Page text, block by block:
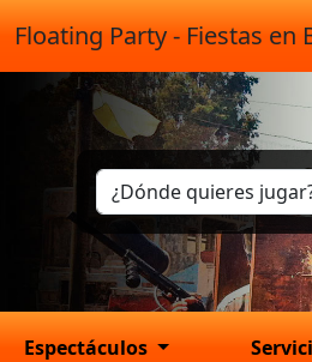
Floating Party - Fiestas en
Espectáculos